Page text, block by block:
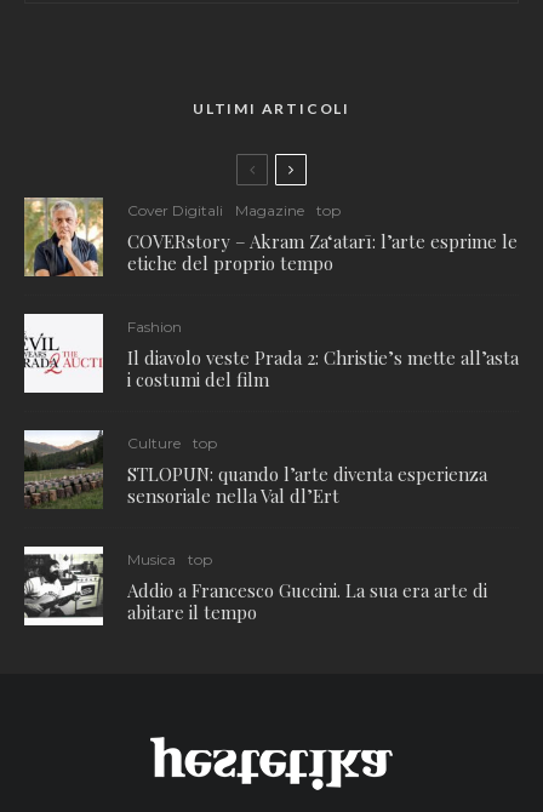
ULTIMI ARTICOLI
Cover Digitali Magazine top
COVERstory – Akram Zaʻatarī: l’arte esprime le
etiche del proprio tempo
Fashion
Il diavolo veste Prada 2: Christie’s mette all’asta
i costumi del film
Culture top
STLOPUN: quando l’arte diventa esperienza
sensoriale nella Val dl’Ert
Musica top
Addio a Francesco Guccini. La sua era arte di
abitare il tempo